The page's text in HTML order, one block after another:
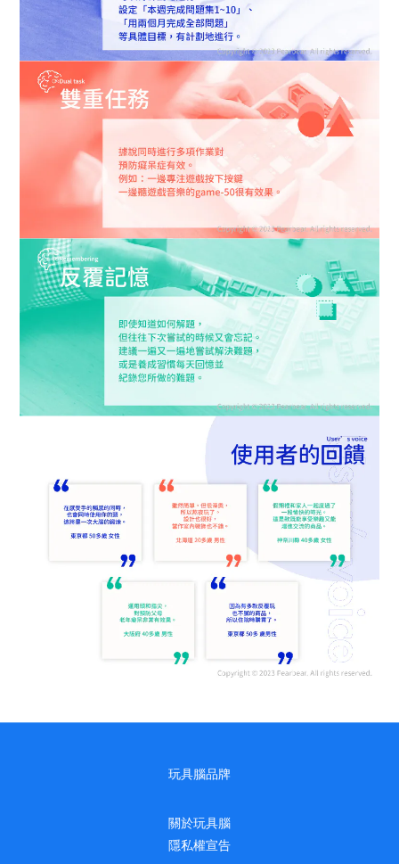
玩具腦品牌
關於玩具腦
隱私權宣告